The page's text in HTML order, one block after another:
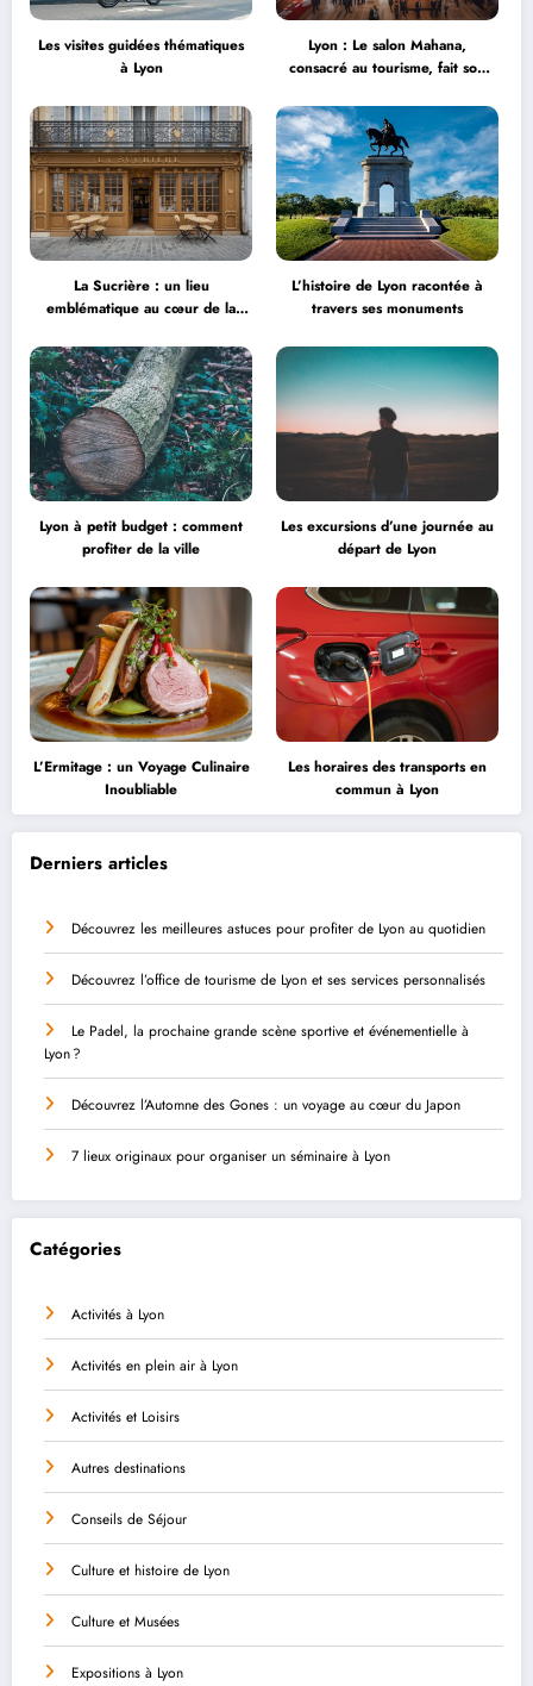
Les visites guidées thématiques
à Lyon
Lyon : Le salon Mahana,
consacré au tourisme, fait son
Garnier
La Sucrière : un lieu
emblématique au cœur de la
L’histoire de Lyon racontée à
travers ses monuments
Lyon à petit budget : comment
profiter de la ville
Les excursions d’une journée au
départ de Lyon
L’Ermitage : un Voyage Culinaire
Inoubliable
Les horaires des transports en
commun à Lyon
Derniers articles
Découvrez les meilleures astuces pour profiter de Lyon au quotidien
Découvrez l’office de tourisme de Lyon et ses services personnalisés
Le Padel, la prochaine grande scène sportive et événementielle à
Lyon ?
Découvrez l’Automne des Gones : un voyage au cœur du Japon
7 lieux originaux pour organiser un séminaire à Lyon
Catégories
Activités à Lyon
Activités en plein air à Lyon
Activités et Loisirs
Autres destinations
Conseils de Séjour
Culture et histoire de Lyon
Culture et Musées
Expositions à Lyon